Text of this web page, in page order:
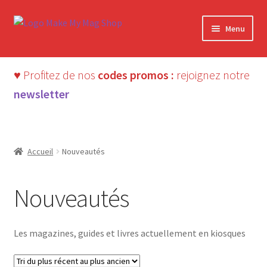
Aller
Aller
Menu
♥ Profitez de nos codes promos : rejoignez notre
newsletter
Accueil Nouveautés
Nouveautés
Les magazines, guides et livres actuellement en kiosques